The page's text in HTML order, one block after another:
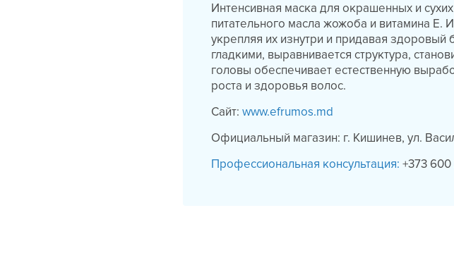
Интенсивная маска для окрашенных и
питательного масла жожоба и витамина Е.
укрепляя их изнутри и придавая здоровый
гладкими, выравнивается структура,
головы обеспечивает естественную
роста и здоровья волос.
Сайт:www.efrumos.md
Официальный магазин: г. Кишинев, ул.
Профессиональная консультация: +373